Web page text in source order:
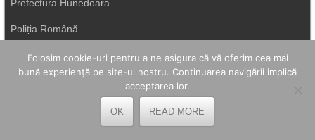
Prefectura Hunedoara
Poliția Română
Inspectoratul Școlar Hunedoara
Consiliul Județean Hunedoara
Folosim cookie-uri pentru a ne asigura că vă oferim cea mai
bună experiență pe site-ul nostru. Continuarea navigării implică
acceptarea lor.
OK READ MORE